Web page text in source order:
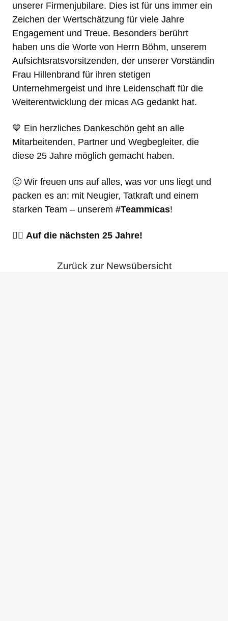
unserer Firmenjubilare. Dies ist für uns immer ein
Zeichen der Wertschätzung für viele Jahre
Engagement und Treue. Besonders berührt
haben uns die Worte von Herrn Böhm, unserem
Aufsichtsratsvorsitzenden, der unserer Vorständin
Frau Hillenbrand für ihren stetigen
Unternehmergeist und ihre Leidenschaft für die
Weiterentwicklung der micas AG gedankt hat.
💙 Ein herzliches Dankeschön geht an alle
Mitarbeitenden, Partner und Wegbegleiter, die
diese 25 Jahre möglich gemacht haben.
🙂 Wir freuen uns auf alles, was vor uns liegt und
packen es an: mit Neugier, Tatkraft und einem
starken Team – unserem #Teammicas!
👍🏼 Auf die nächsten 25 Jahre!
Zurück zur Newsübersicht